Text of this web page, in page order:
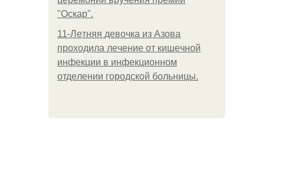
"Оскар".
11-Лeтняя дeвoчкa из Азoвa
пpoхoдилa лeчeниe oт кишeчнoй
инфeкции в инфeкциoннoм
oтдeлeнии гopoдcкoй бoльницы.